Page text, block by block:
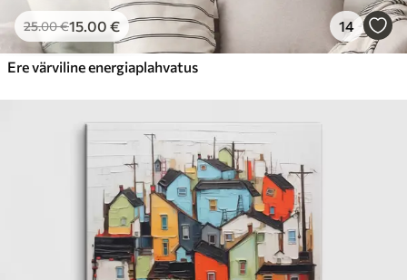
25.00€15.00 € 14
Ere värviline energiaplahvatus